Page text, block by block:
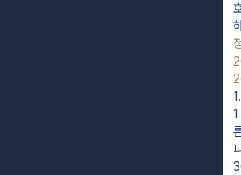
1.